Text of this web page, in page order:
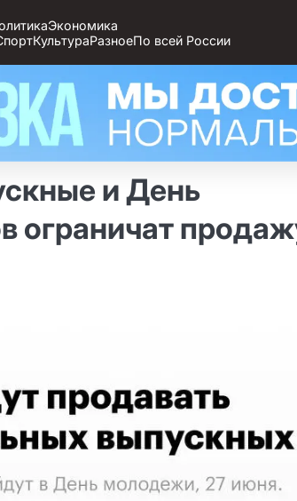
Экономика
КультураРазноеПо всей России
и День
ограничат